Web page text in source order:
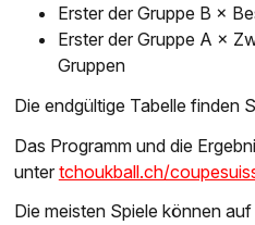
Erster der Gruppe B ×
Erster der Gruppe A ×
Gruppen
Die endgültige Tabelle finden
Das Programm und die
unter tchoukball.ch/
Die meisten Spiele können auf